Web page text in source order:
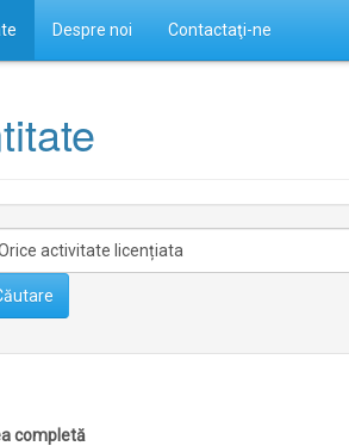
Despre noi Contactaţi-ne
completă